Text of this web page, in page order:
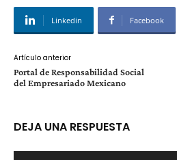
Linkedin Facebook
Artículo anterior
Portal de Responsabilidad Social
del Empresariado Mexicano
DEJA UNA RESPUESTA